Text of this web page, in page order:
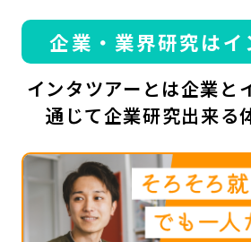
企業・業界研究はイ
インタツアーとは企業と
通じて企業研究出来る